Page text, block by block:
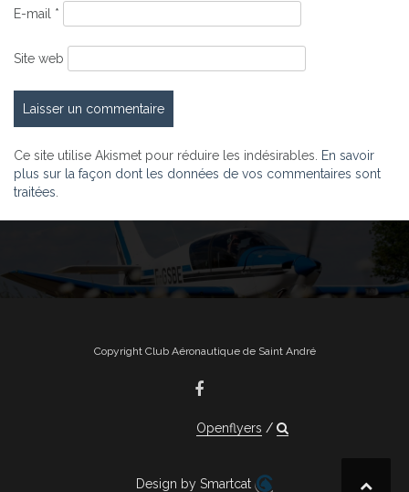
E-mail *
Site web
Ce site utilise Akismet pour réduire les indésirables. En savoir
plus sur la façon dont les données de vos commentaires sont
traitées
Copyright Club Aéronautique de Saint André
Openflyers
Design by Smartcat